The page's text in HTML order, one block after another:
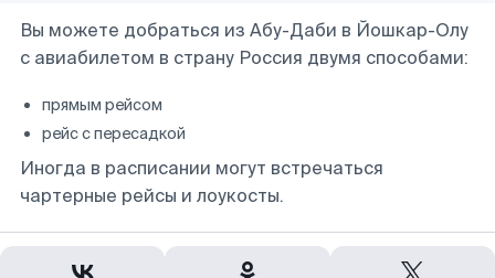
Вы можете добраться из Абу-Даби в Йошкар-Олу
с авиабилетом в страну Россия двумя способами:
прямым рейсом
рейс с пересадкой
Иногда в расписании могут встречаться
чартерные рейсы и лоукосты.